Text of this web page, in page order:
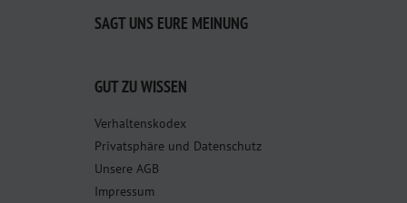
SAGT UNS EURE MEINUNG
GUT ZU WISSEN
Verhaltenskodex
Privatsphäre und Datenschutz
Unsere AGB
Impressum